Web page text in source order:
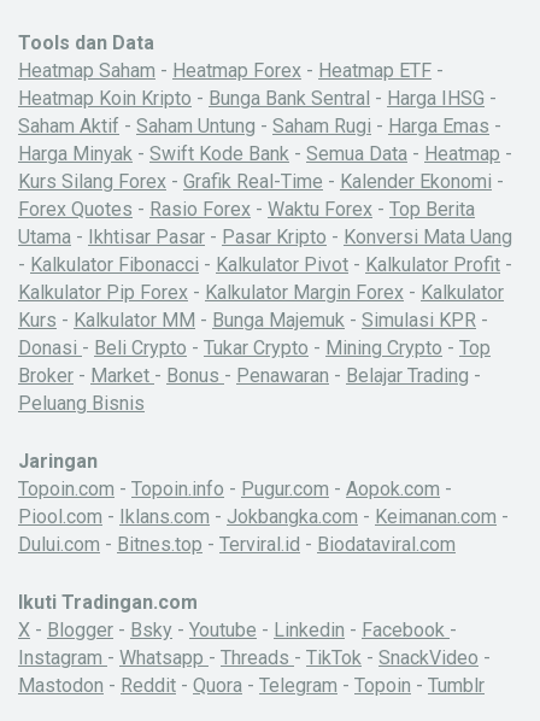
Tools dan Data
Heatmap Saham - Heatmap Forex - Heatmap ETF -
Heatmap Koin Kripto - Bunga Bank Sentral - Harga IHSG -
Saham Aktif - Saham Untung - Saham Rugi - Harga Emas -
Harga Minyak - Swift Kode Bank - Semua Data - Heatmap -
Kurs Silang Forex - Grafik Real-Time - Kalender Ekonomi -
Forex Quotes - Rasio Forex - Waktu Forex - Top Berita
Utama - Ikhtisar Pasar - Pasar Kripto - Konversi Mata Uang
- Kalkulator Fibonacci - Kalkulator Pivot - Kalkulator Profit -
Kalkulator Pip Forex - Kalkulator Margin Forex - Kalkulator
Kurs - Kalkulator MM - Bunga Majemuk - Simulasi KPR -
Donasi - Beli Crypto - Tukar Crypto - Mining Crypto - Top
Broker - Market - Bonus - Penawaran - Belajar Trading -
Peluang Bisnis
Jaringan
Topoin.com - Topoin.info - Pugur.com - Aopok.com -
Piool.com - Iklans.com - Jokbangka.com - Keimanan.com -
Dului.com - Bitnes.top - Terviral.id - Biodataviral.com
Ikuti Tradingan.com
X - Blogger - Bsky - Youtube - Linkedin - Facebook -
Instagram - Whatsapp - Threads - TikTok - SnackVideo -
Mastodon - Reddit - Quora - Telegram - Topoin - Tumblr